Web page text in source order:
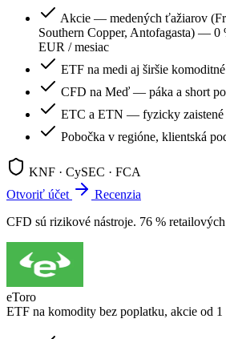
Akcie — medených ťažiarov
Southern Copper, Antofagasta) — 0
EUR / mesiac
ETF na medi aj širšie
CFD na Meď — páka a short
ETC a ETN — fyzicky zaistené
Pobočka v regióne, klientská
KNF · CySEC · FCA
Otvoriť účet
Recenzia
CFD sú rizikové nástroje. 76 %
eToro
ETF na komodity bez poplatku, akcie od